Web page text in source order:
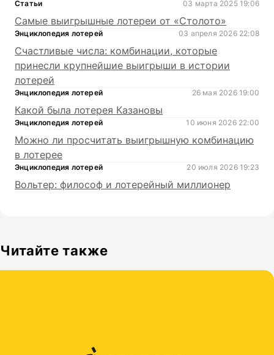
Статьи 03 марта 2025 19:06
Самые выигрышные лотереи от «Столото»
Энциклопедия лотерей 03 апреля 2026 22:08
Счастливые числа: комбинации, которые
принесли крупнейшие выигрыши в истории
лотерей
Энциклопедия лотерей 26 мая 2026 19:00
Какой была лотерея Казановы
Энциклопедия лотерей 10 июня 2026 22:00
Можно ли просчитать выигрышную комбинацию
в лотерее
Энциклопедия лотерей 20 июля 2026 19:23
Вольтер: философ и лотерейный миллионер
Читайте также